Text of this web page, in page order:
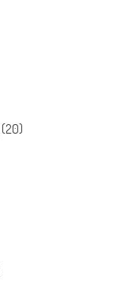
(20)